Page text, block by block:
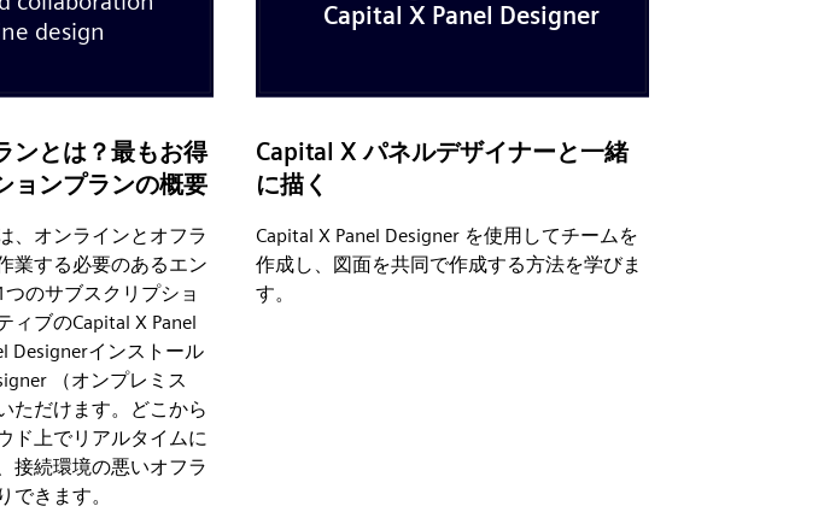
ンとは？最もお得
ョンプランの概要
、オンラインとオフラ
業する必要のあるエン
のサブスクリプショ
ィブのCapital X Panel
Designerインストール
（オンプレミス
ただけます。どこから
ド上でリアルタイムに
接続環境の悪いオフラ
できます。
Capital X パネルデザイナーと一緒
に描く
Capital X Panel Designer を使用してチームを
作成し、図面を共同で作成する方法を学びま
す。